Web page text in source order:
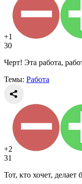
+1
30
Черт! Эта работа,
Темы: Работа
+2
31
Тот, кто хочет,